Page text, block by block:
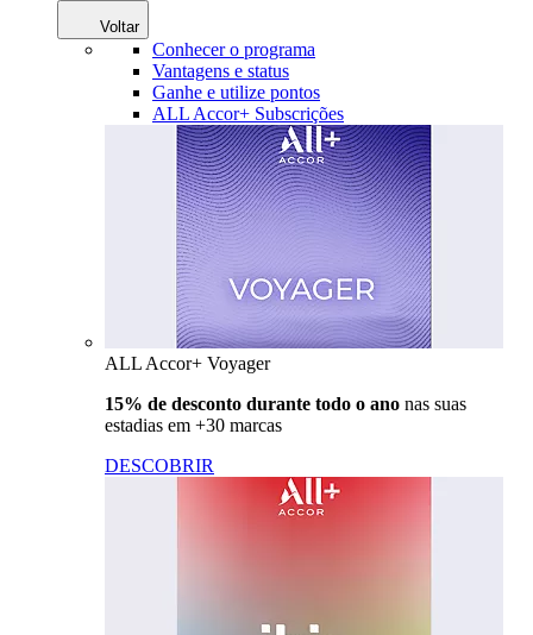
Voltar
Conhecer o programa
Vantagens e status
Ganhe e utilize pontos
ALL Accor+ Subscrições
ALL Accor+ Voyager
15% de desconto durante todo o ano nas suas
estadias em +30 marcas
DESCOBRIR